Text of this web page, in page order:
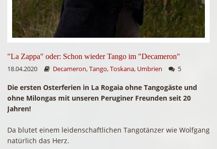
"La Zappa" oder: Schon wieder Tango im "Decameron"
18.04.2020
Decameron,Tango,Toskana, Umbrien 5
Die ersten Osterferien in La Rogaia ohne Tangogäste und
ohne Milongas mit unseren Peruginer Freunden seit 20
Jahren!
Da blutet einem leidenschaftlichen Tangotänzer wie Wolfgang
natürlich das Herz.